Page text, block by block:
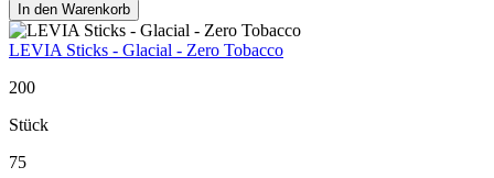
In den Warenkorb
LEVIA Sticks - Glacial - Zero Tobacco
200
Stück
75